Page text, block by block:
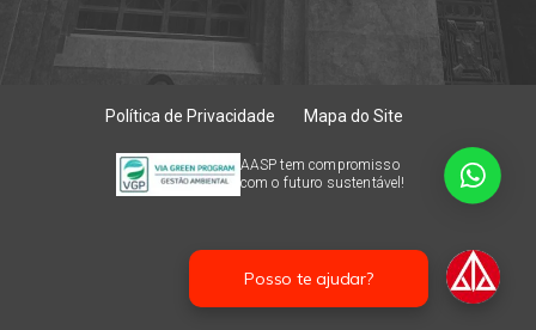
Política de Privacidade Mapa do Site
AASP tem compromisso
com o futuro sustentável!